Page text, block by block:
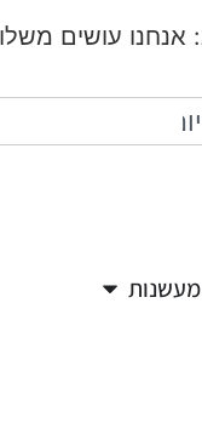
עושים
מעשנות